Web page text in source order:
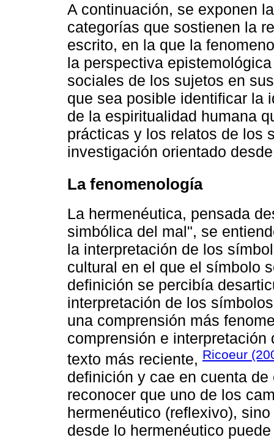
A continuación, se exponen
categorías que sostienen la
escrito, en la que la
la perspectiva
sociales de los sujetos en
que sea posible identificar la
de la espiritualidad humana
prácticas y los relatos de los
investigación orientado
La fenomenología
La hermenéutica, pensada
simbólica del mal", se
la interpretación de los
cultural en el que el símbolo
definición se percibía
interpretación de los
una comprensión más
comprensión e
texto más reciente, Ricoeur
definición y cae en cuenta
reconocer que uno de los
hermenéutico (reflexivo),
desde lo hermenéutico